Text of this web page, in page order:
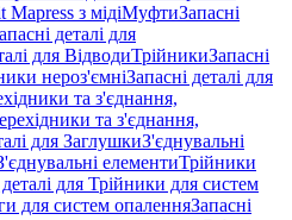
Mapress з мідіМуфтиЗапасні
деталі для
для ВідводиТрійникиЗапасні
нероз'ємніЗапасні деталі для
та з'єднання,
та з'єднання,
для ЗаглушкиЗ'єднувальні
елементиТрійники
деталі для Трійники для систем
для систем опаленняЗапасні